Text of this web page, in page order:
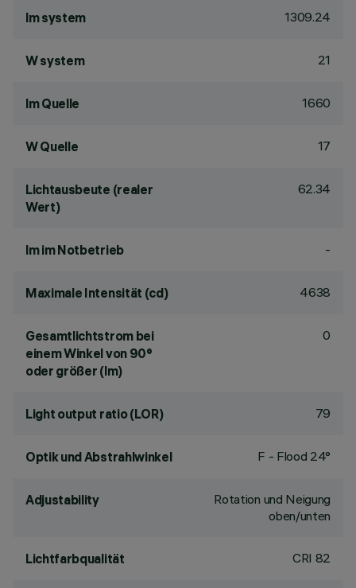
lm system 1309.24
W system 21
lm Quelle 1660
W Quelle 17
Lichtausbeute (realer
Wert)
62.34
lm im Notbetrieb -
Maximale Intensität (cd) 4638
Gesamtlichtstrom bei
einem Winkel von 90°
oder größer (lm)
0
Light output ratio (LOR) 79
Optik und Abstrahlwinkel F - Flood 24°
Adjustability
Rotation und Neigung
oben/unten
Lichtfarbqualität CRI 82